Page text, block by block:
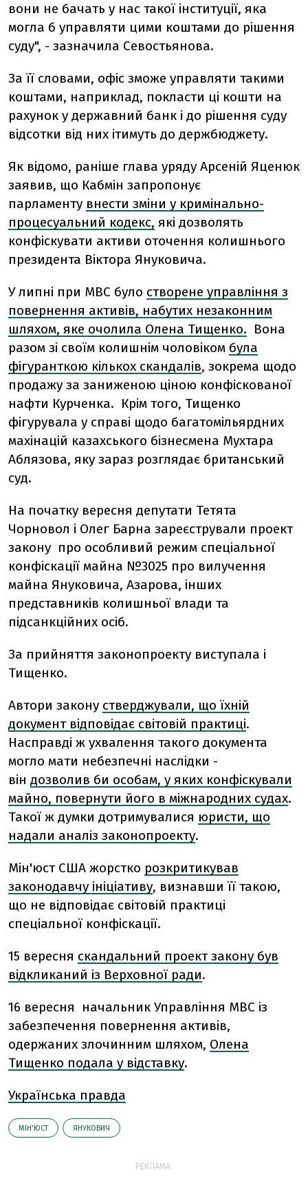
вони не бачать у нас такої інституції, яка
могла б управляти цими коштами до рішення
суду", - зазначила Севостьянова.
За її словами, офіс зможе управляти такими
коштами, наприклад, покласти ці кошти на
рахунок у державний банк і до рішення суду
відсотки від них ітимуть до держбюджету.
Як відомо, раніше глава уряду Арсеній Яценюк
заявив, що Кабмін запропонує
парламенту внести зміни у кримінально-
процесуальний кодекс, які дозволять
конфіскувати активи оточення колишнього
президента Віктора Януковича.
У липні при МВС було створене управління з
повернення активів, набутих незаконним
шляхом, яке очолила Олена Тищенко. Вона
разом зі своїм колишнім чоловіком була
фігуранткою кількох скандалів, зокрема щодо
продажу за заниженою ціною конфіскованої
нафти Курченка. Крім того, Тищенко
фігурувала у справі щодо багатомільярдних
махінацій казахського бізнесмена Мухтара
Аблязова, яку зараз розглядає британський
суд.
На початку вересня депутати Тетята
Чорновол і Олег Барна зареєстрували проект
закону про особливий режим спеціальної
конфіскації майна №3025 про вилучення
майна Януковича, Азарова, інших
представників колишньої влади та
підсанкційних осіб.
За прийняття законопроекту виступала і
Тищенко.
Автори закону стверджували, що їхній
документ відповідає світовій практиці.
Насправді ж ухвалення такого документа
могло мати небезпечні наслідки -
він дозволив би особам, у яких конфіскували
майно, повернути його в міжнародних судах.
Такої ж думки дотримувалися юристи, що
надали аналіз законопроекту.
Мін'юст США жорстко розкритикував
законодавчу ініціативу, визнавши її такою,
що не відповідає світовій практиці
спеціальної конфіскації.
15 вересня скандальний проект закону був
відкликаний із Верховної ради.
16 вересня начальник Управління МВС із
забезпечення повернення активів,
одержаних злочинним шляхом, Олена
Тищенко подала у відставку.
Українська правда
МІН'ЮСТ ЯНУКОВИЧ
РЕКЛАМА: